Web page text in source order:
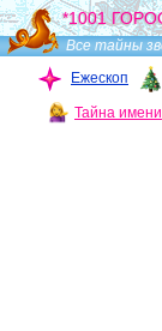
*1001
Все тайны
Ежескоп
Тайна имени